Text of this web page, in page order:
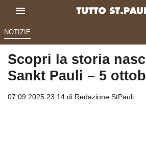
NOTIZIE
Scopri la storia
Sankt Pauli – 5
07.09.2025 23:14 di Redazione StPauli